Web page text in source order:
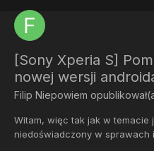
[Sony Xperia S]
nowej wersji
Filip Niepowiem
Witam, więc tak jak w temacie
niedoświadczony w